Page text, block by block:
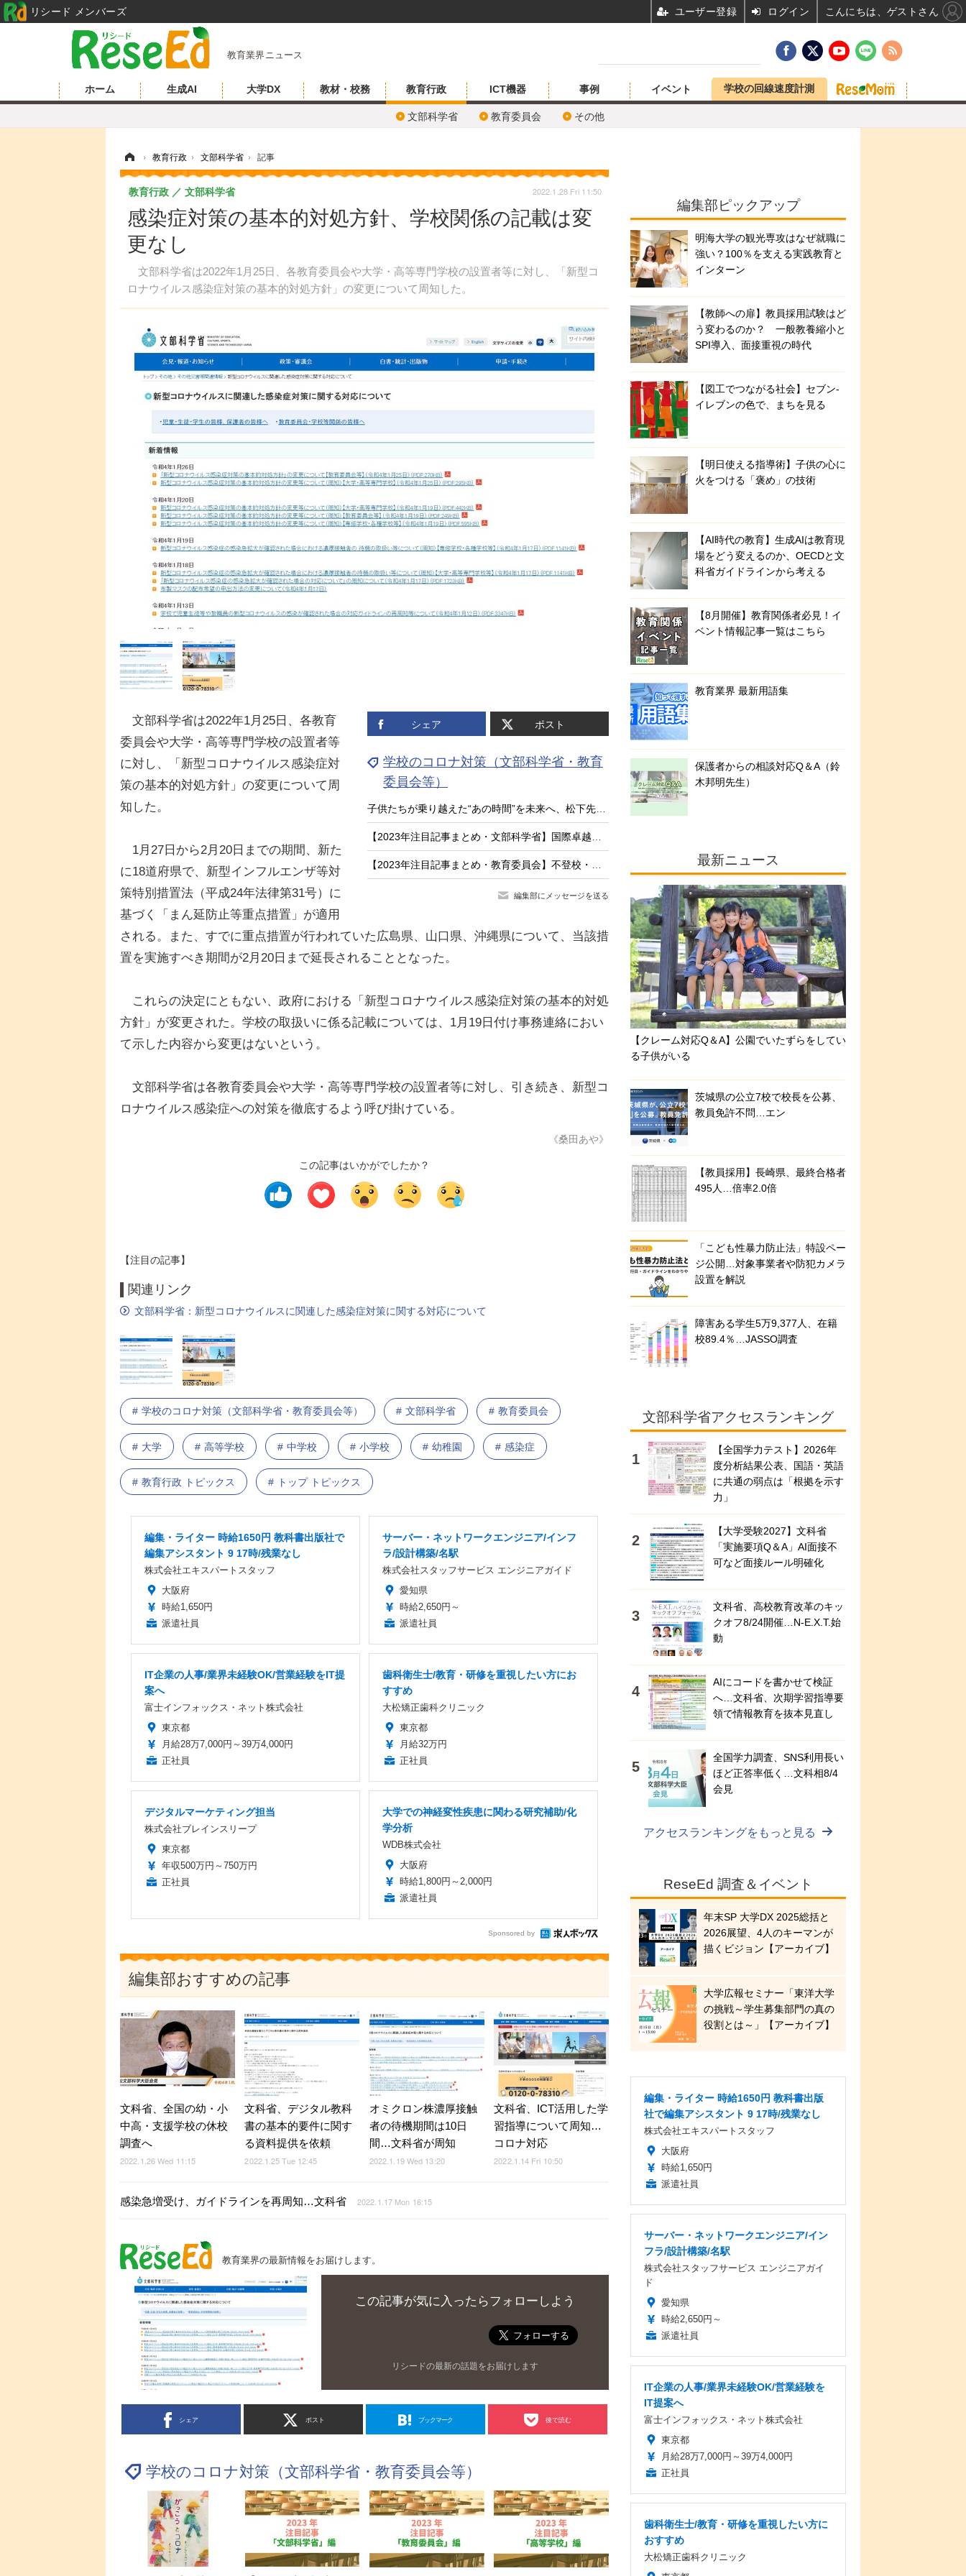
教育業界ニュース
ホーム 生成AI 大学DX 教材・校務 教育行政
文部科学省 教育委員会 その他
ICT機器 事例 イベント 学校の回線速度計測
› 教育行政 › 文部科学省 › 記事
感染症対策の基本的対処方針、学校関係の記載は変
更なし
文部科学省は2022年1月25日、各教育委員会や大学・高等専門学校の設置者等に対し、「新型コ
ロナウイルス感染症対策の基本的対処方針」の変更について周知した。
教育行政 文部科学省 2022.1.28 Fri 11:50
シェア ポスト
学校のコロナ対策（文部科学省・教育
委員会等）
子供たちが乗り越えた“あの時間”を未来へ、松下先生の新作絵本『がっこうとコロナ』
【2023年注目記事まとめ・文部科学省】国際卓越研究大学、不登校対策「COCOLOプラン」
【2023年注目記事まとめ・教育委員会】不登校・いじめ件数過去最多、コロナ対策
編集部にメッセージを送る
文部科学省は2022年1月25日、各教育
委員会や大学・高等専門学校の設置者等
に対し、「新型コロナウイルス感染症対
策の基本的対処方針」の変更について周
知した。
1月27日から2月20日までの期間、新た
に18道府県で、新型インフルエンザ等対
策特別措置法（平成24年法律第31号）に
基づく「まん延防止等重点措置」が適用
される。また、すでに重点措置が行われていた広島県、山口県、沖縄県について、当該措
置を実施すべき期間が2月20日まで延長されることとなった。
これらの決定にともない、政府における「新型コロナウイルス感染症対策の基本的対処
方針」が変更された。学校の取扱いに係る記載については、1月19日付け事務連絡におい
て示した内容から変更はないという。
文部科学省は各教育委員会や大学・高等専門学校の設置者等に対し、引き続き、新型コ
ロナウイルス感染症への対策を徹底するよう呼び掛けている。
《桑田あや》
この記事はいかがでしたか？
【注目の記事】
関連リンク
文部科学省：新型コロナウイルスに関連した感染症対策に関する対応について
学校のコロナ対策（文部科学省・教育委員会等） 文部科学省 教育委員会
大学 高等学校 中学校 小学校 幼稚園 感染症
教育行政 トピックス トップ トピックス
編集・ライター 時給1650円 教科書出版社で
編集アシスタント 9 17時/残業なし
株式会社エキスパートスタッフ
大阪府
時給1,650円
派遣社員
サーバー・ネットワークエンジニア/インフ
ラ/設計構築/名駅
株式会社スタッフサービス エンジニアガイド
愛知県
時給2,650円～
派遣社員
IT企業の人事/業界未経験OK/営業経験をIT提
案へ
富士インフォックス・ネット株式会社
東京都
月給28万7,000円～39万4,000円
正社員
歯科衛生士/教育・研修を重視したい方にお
すすめ
大松矯正歯科クリニック
東京都
月給32万円
正社員
デジタルマーケティング担当
株式会社ブレインスリープ
東京都
年収500万円～750万円
正社員
大学での神経変性疾患に関わる研究補助/化
学分析
WDB株式会社
大阪府
時給1,800円～2,000円
派遣社員
Sponsored by
編集部おすすめの記事
文科省、全国の幼・小
中高・支援学校の休校
調査へ
2022.1.26 Wed 11:15
文科省、デジタル教科
書の基本的要件に関す
る資料提供を依頼
2022.1.25 Tue 12:45
オミクロン株濃厚接触
者の待機期間は10日
間…文科省が周知
2022.1.19 Wed 13:20
文科省、ICT活用した学
習指導について周知…
コロナ対応
2022.1.14 Fri 10:50
感染急増受け、ガイドラインを再周知…文科省 2022.1.17 Mon 16:15
教育業界の最新情報をお届けします。
この記事が気に入ったらフォローしよう
リシードの最新の話題をお届けします
シェア ポスト ブックマーク 後で読む
学校のコロナ対策（文部科学省・教育委員会等）
編集部ピックアップ
明海大学の観光専攻はなぜ就職に
強い？100％を支える実践教育と
インターン
【教師への扉】教員採用試験はど
う変わるのか？ 一般教養縮小と
SPI導入、面接重視の時代
【図工でつながる社会】セブン‐
イレブンの色で、まちを見る
【明日使える指導術】子供の心に
火をつける「褒め」の技術
【AI時代の教育】生成AIは教育現
場をどう変えるのか、OECDと文
科省ガイドラインから考える
【8月開催】教育関係者必見！イ
ベント情報記事一覧はこちら
教育業界 最新用語集
保護者からの相談対応Q＆A（鈴
木邦明先生）
最新ニュース
【クレーム対応Q＆A】公園でいたずらをしてい
る子供がいる
茨城県の公立7校で校長を公募、
教員免許不問…エン
【教員採用】長崎県、最終合格者
495人…倍率2.0倍
「こども性暴力防止法」特設ペー
ジ公開…対象事業者や防犯カメラ
設置を解説
障害ある学生5万9,377人、在籍
校89.4％…JASSO調査
文部科学省アクセスランキング
【全国学力テスト】2026年
度分析結果公表、国語・英語
に共通の弱点は「根拠を示す
力」
【大学受験2027】文科省
「実施要項Q＆A」AI面接不
可など面接ルール明確化
文科省、高校教育改革のキッ
クオフ8/24開催…N-E.X.T.始
動
AIにコードを書かせて検証
へ…文科省、次期学習指導要
領で情報教育を抜本見直し
全国学力調査、SNS利用長い
ほど正答率低く…文科相8/4
会見
アクセスランキングをもっと見る
ReseEd 調査＆イベント
年末SP 大学DX 2025総括と
2026展望、4人のキーマンが
描くビジョン【アーカイブ】
大学広報セミナー「東洋大学
の挑戦～学生募集部門の真の
役割とは～」【アーカイブ】
編集・ライター 時給1650円 教科書出版
社で編集アシスタント 9 17時/残業なし
株式会社エキスパートスタッフ
大阪府
時給1,650円
派遣社員
サーバー・ネットワークエンジニア/イン
フラ/設計構築/名駅
株式会社スタッフサービス エンジニアガイ
ド
愛知県
時給2,650円～
派遣社員
IT企業の人事/業界未経験OK/営業経験を
IT提案へ
富士インフォックス・ネット株式会社
東京都
月給28万7,000円～39万4,000円
正社員
歯科衛生士/教育・研修を重視したい方に
おすすめ
大松矯正歯科クリニック
リシード メンバーズ ユーザー登録 ログイン こんにちは、ゲストさん